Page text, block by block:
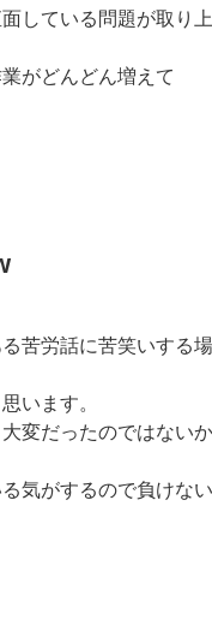
している問題が取り
がどんどん増えて
苦労話に苦笑いする
います。
変だったのではないか
気がするので負けない